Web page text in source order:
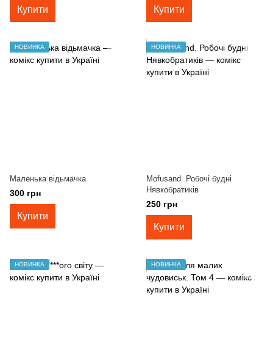
Купити Купити
НОВИНКА
Маленька відьмачка
300 грн
Купити
НОВИНКА
Mofusand. Робочі будні
Нявкобратиків
250 грн
Купити
НОВИНКА НОВИНКА